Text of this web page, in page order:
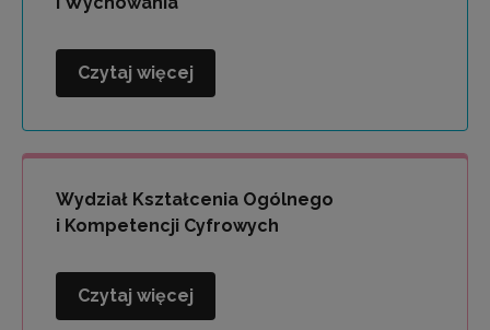
Wydział
Zdrowia,
Profilaktyki
Wychowania
Czytaj więcej
Wydział Kształcenia Ogólnego
i Kompetencji Cyfrowych
Wydział
Czytaj więcej